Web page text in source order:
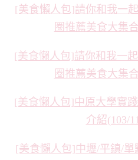
[美食懶人包]請你和我一
圈推薦美食大集
[美食懶人包]請你和我一
圈推薦美食大集
[美食懶人包]中原大學實
介紹(103/
[美食懶人包]中壢/平鎮/